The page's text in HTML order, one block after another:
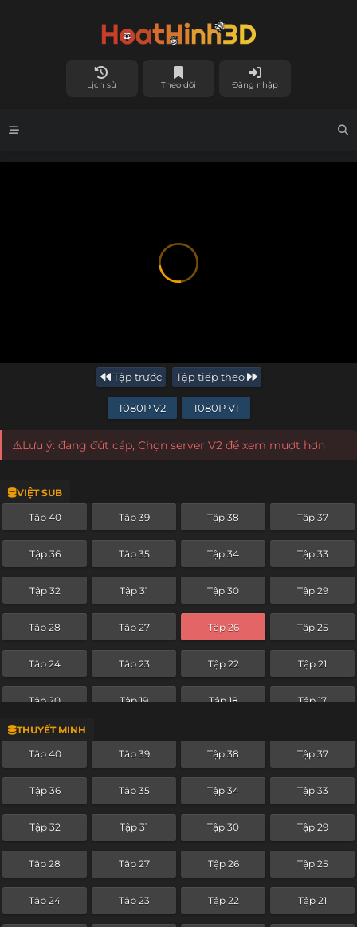
Lịch sử Theo dõi Đăng nhập
Tập trước Tập tiếp theo
1080P V2 1080P V1
⚠️Lưu ý: đang đứt cáp, Chọn server V2 để xem mượt hơn
VIỆT SUB
Tập 40 Tập 39 Tập 38 Tập 37
Tập 36 Tập 35 Tập 34 Tập 33
Tập 32 Tập 31 Tập 30 Tập 29
Tập 28 Tập 27 Tập 26 Tập 25
Tập 24 Tập 23 Tập 22 Tập 21
Tập 20 Tập 19 Tập 18 Tập 17
Tập 16
THUYẾT MINH
Tập 40 Tập 39 Tập 38 Tập 37
Tập 36 Tập 35 Tập 34 Tập 33
Tập 32 Tập 31 Tập 30 Tập 29
Tập 28 Tập 27 Tập 26 Tập 25
Tập 24 Tập 23 Tập 22 Tập 21